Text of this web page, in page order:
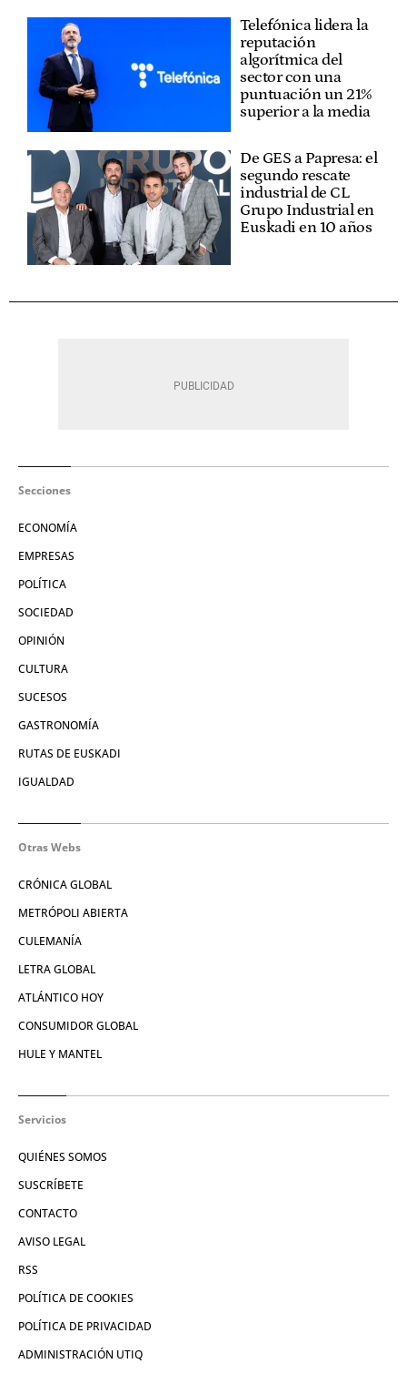
Telefónica lidera la
reputación
algorítmica del
sector con una
puntuación un 21%
superior a la media
De GES a Papresa: el
segundo rescate
industrial de CL
Grupo Industrial en
Euskadi en 10 años
Secciones
ECONOMÍA
EMPRESAS
POLÍTICA
SOCIEDAD
OPINIÓN
CULTURA
SUCESOS
GASTRONOMÍA
RUTAS DE EUSKADI
IGUALDAD
Otras Webs
CRÓNICA GLOBAL
METRÓPOLI ABIERTA
CULEMANÍA
LETRA GLOBAL
ATLÁNTICO HOY
CONSUMIDOR GLOBAL
HULE Y MANTEL
Servicios
QUIÉNES SOMOS
SUSCRÍBETE
CONTACTO
AVISO LEGAL
RSS
POLÍTICA DE COOKIES
POLÍTICA DE PRIVACIDAD
ADMINISTRACIÓN UTIQ